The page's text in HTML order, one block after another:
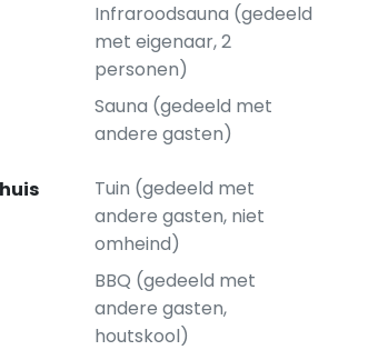
Infraroodsauna (gedeeld
met eigenaar, 2
personen)
Sauna (gedeeld met
andere gasten)
Tuin (gedeeld met
andere gasten, niet
omheind)
BBQ (gedeeld met
andere gasten,
houtskool)